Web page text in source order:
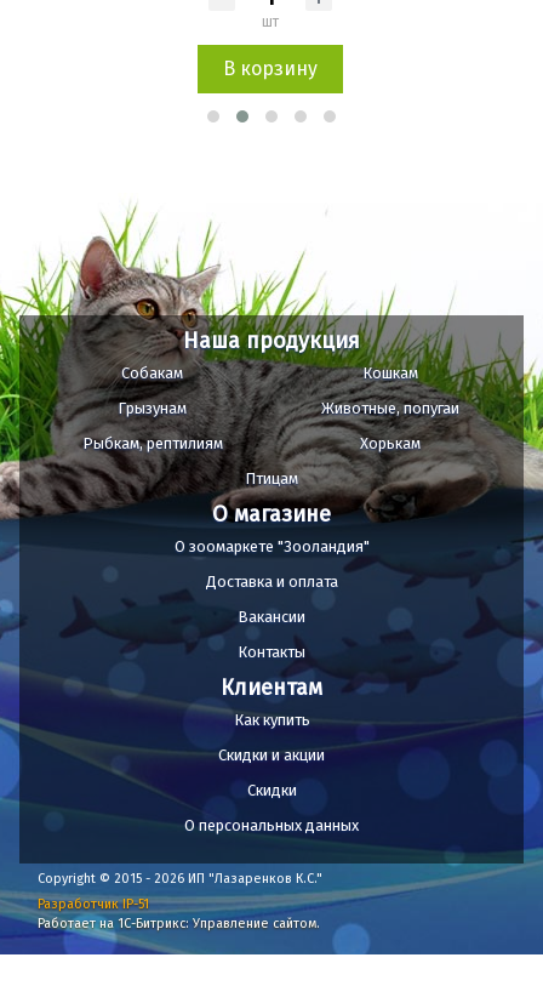
шт
В корзину
Наша продукция
Собакам
Кошкам
Грызунам
Животные, попугаи
Рыбкам, рептилиям
Хорькам
Птицам
О магазине
О зоомаркете "Зооландия"
Доставка и оплата
Вакансии
Контакты
Клиентам
Как купить
Скидки и акции
Скидки
О персональных данных
Copyright © 2015 - 2026 ИП "Лазаренков К.С."
Разработчик IP-51
Работает на 1С-Битрикс: Управление сайтом.